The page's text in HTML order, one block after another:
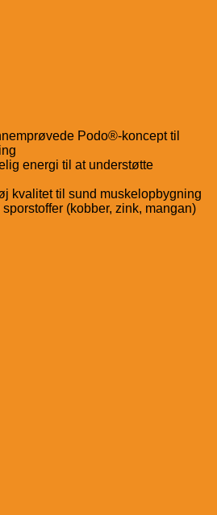
Podo®-koncept til
energi til at understøtte
kvalitet til sund muskelopbygning
(kobber, zink, mangan)